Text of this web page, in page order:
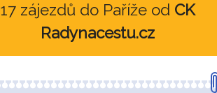
17 zájezdů do Paříže od CK
Radynacestu.cz